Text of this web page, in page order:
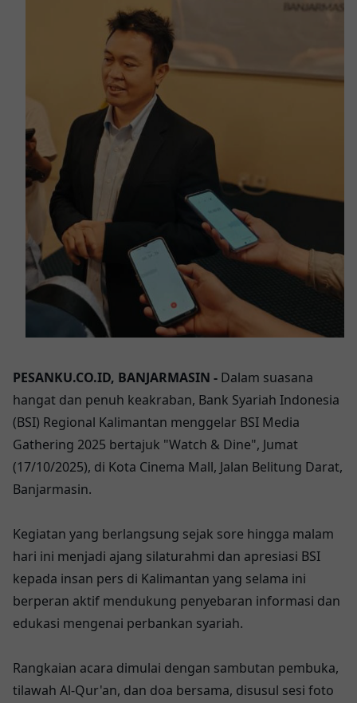
PESANKU.CO.ID, BANJARMASIN - Dalam suasana
hangat dan penuh keakraban, Bank Syariah Indonesia
(BSI) Regional Kalimantan menggelar BSI Media
Gathering 2025 bertajuk "Watch & Dine", Jumat
(17/10/2025), di Kota Cinema Mall, Jalan Belitung Darat,
Banjarmasin.
Kegiatan yang berlangsung sejak sore hingga malam
hari ini menjadi ajang silaturahmi dan apresiasi BSI
kepada insan pers di Kalimantan yang selama ini
berperan aktif mendukung penyebaran informasi dan
edukasi mengenai perbankan syariah.
Rangkaian acara dimulai dengan sambutan pembuka,
tilawah Al-Qur'an, dan doa bersama, disusul sesi foto